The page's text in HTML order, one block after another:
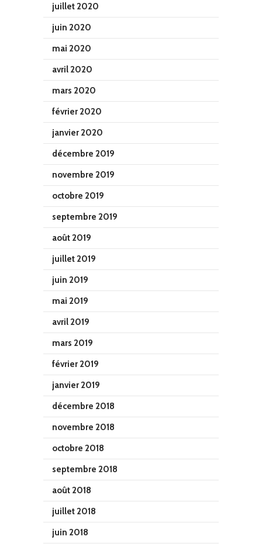
juillet 2020
juin 2020
mai 2020
avril 2020
mars 2020
février 2020
janvier 2020
décembre 2019
novembre 2019
octobre 2019
septembre 2019
août 2019
juillet 2019
juin 2019
mai 2019
avril 2019
mars 2019
février 2019
janvier 2019
décembre 2018
novembre 2018
octobre 2018
septembre 2018
août 2018
juillet 2018
juin 2018